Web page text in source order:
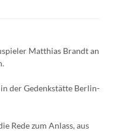
Matthias Brandt an
der Gedenkstätte Berlin-
Rede zum Anlass, aus